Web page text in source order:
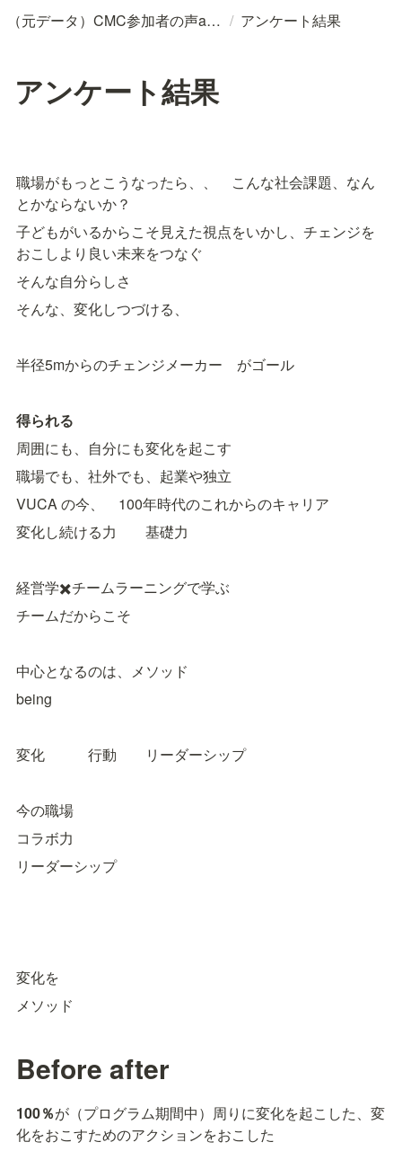
（元データ）CMC参加者の声andアンケートデータ / アンケート結果
アンケート結果
職場がもっとこうなったら、、　こんな社会課題、なん
とかならないか？
子どもがいるからこそ見えた視点をいかし、チェンジを
おこしより良い未来をつなぐ
そんな自分らしさ
そんな、変化しつづける、
半径5mからのチェンジメーカー　がゴール
得られる
周囲にも、自分にも変化を起こす
職場でも、社外でも、起業や独立
VUCA の今、　100年時代のこれからのキャリア
変化し続ける力　　基礎力
経営学✖️チームラーニングで学ぶ
チームだからこそ
中心となるのは、メソッド
being
変化　　　行動　　リーダーシップ
今の職場
コラボ力
リーダーシップ
変化を
メソッド
Before after
100％が（プログラム期間中）周りに変化を起こした、変
化をおこすためのアクションをおこした